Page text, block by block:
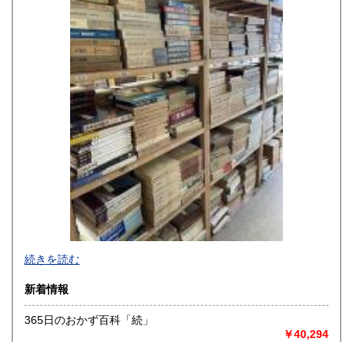
800円 大分県
800円 鹿児島県
1,500円
-
沿線名：-
最寄駅：-
営業時間：-
定休日：-
続きを読む
新着情報
365日のおかず百科「続」
￥40,294